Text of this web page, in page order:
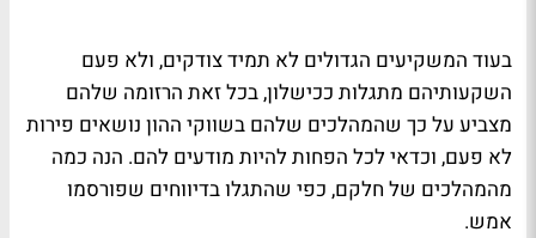
בעוד המשקיעים הגדולים לא תמיד צודקים, ולא פעם
השקעותיהם מתגלות ככישלון, בכל זאת הרזומה שלהם
מצביע על כך שהמהלכים שלהם בשווקי ההון נושאים פירות
לא פעם, וכדאי לכל הפחות להיות מודעים להם. הנה כמה
מהמהלכים של חלקם, כפי שהתגלו בדיווחים שפורסמו
אמש.